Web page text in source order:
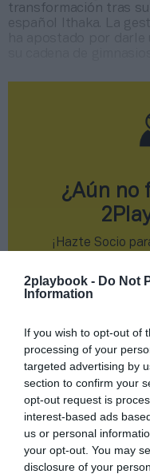
2playbook - Do Not
Information
If you wish to opt-out of
processing of your
targeted advertising by
section to confirm your
opt-out request is
interest-based ads
us or personal
your opt-out. You may
disclosure of your
Índex
transformación tras
español Ithaka. La
¿Aún no
¡Hazte Socio
Compartir